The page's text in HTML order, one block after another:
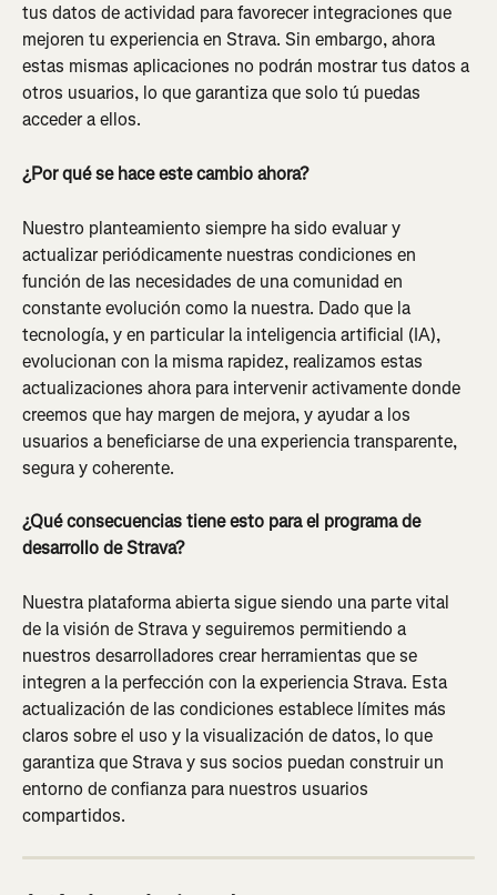
tus datos de actividad para favorecer integraciones que
mejoren tu experiencia en Strava. Sin embargo, ahora
estas mismas aplicaciones no podrán mostrar tus datos a
otros usuarios, lo que garantiza que solo tú puedas
acceder a ellos.
¿Por qué se hace este cambio ahora?
Nuestro planteamiento siempre ha sido evaluar y
actualizar periódicamente nuestras condiciones en
función de las necesidades de una comunidad en
constante evolución como la nuestra. Dado que la
tecnología, y en particular la inteligencia artificial (IA),
evolucionan con la misma rapidez, realizamos estas
actualizaciones ahora para intervenir activamente donde
creemos que hay margen de mejora, y ayudar a los
usuarios a beneficiarse de una experiencia transparente,
segura y coherente.
¿Qué consecuencias tiene esto para el programa de
desarrollo de Strava?
Nuestra plataforma abierta sigue siendo una parte vital
de la visión de Strava y seguiremos permitiendo a
nuestros desarrolladores crear herramientas que se
integren a la perfección con la experiencia Strava. Esta
actualización de las condiciones establece límites más
claros sobre el uso y la visualización de datos, lo que
garantiza que Strava y sus socios puedan construir un
entorno de confianza para nuestros usuarios
compartidos.